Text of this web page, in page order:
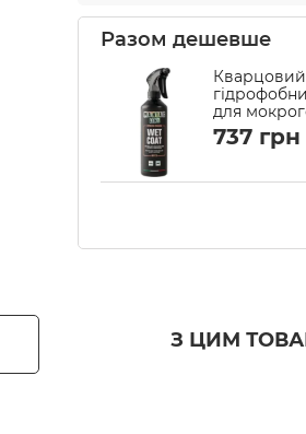
Разом дешевше
Кварцовий
для
Ma-Fra
Wet Coat
737 грн
З ЦИМ